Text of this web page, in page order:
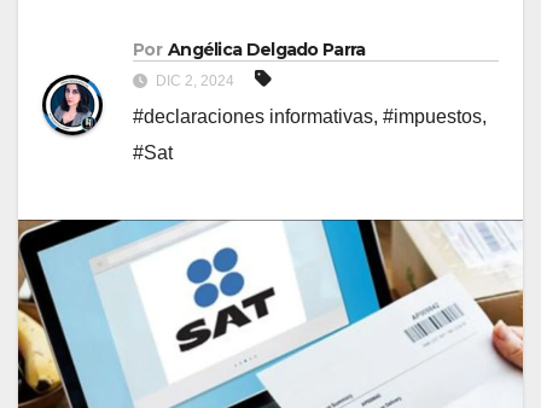
Por Angélica Delgado Parra
DIC 2, 2024
#declaraciones informativas, #impuestos,
#Sat